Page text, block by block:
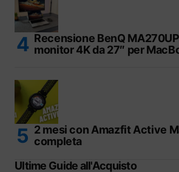
Recensione BenQ
monitor 4K da 27″ per
2 mesi con Amazfit Active
completa
Ultime Guide all'Acquisto